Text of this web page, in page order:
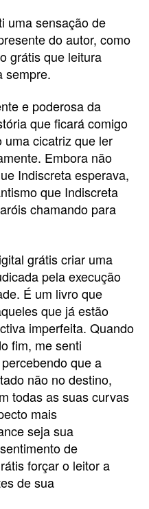
uma sensação de
do autor, como
grátis que leitura
sempre.
e poderosa da
que ficará comigo
uma cicatriz que ler
Embora não
Indiscreta esperava,
que Indiscreta
chamando para
grátis criar uma
pela execução
É um livro que
que já estão
imperfeita. Quando
fim, me senti
que a
não no destino,
todas as suas curvas
mais
seja sua
de
forçar o leitor a
de sua